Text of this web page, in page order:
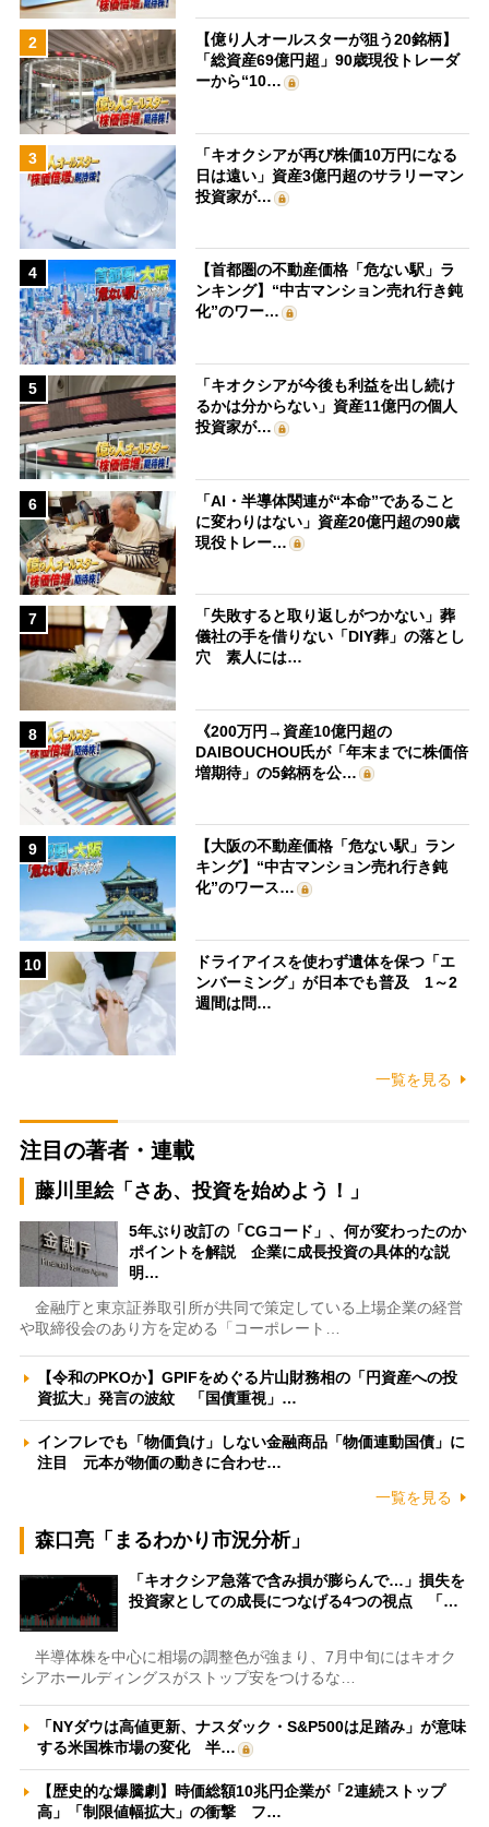
2
【億り人オールスターが狙う20銘柄】
「総資産69億円超」90歳現役トレーダ
ーから“10…
3
「キオクシアが再び株価10万円になる
日は遠い」資産3億円超のサラリーマン
投資家が…
4
【首都圏の不動産価格「危ない駅」ラ
ンキング】“中古マンション売れ行き鈍
化”のワー…
5
「キオクシアが今後も利益を出し続け
るかは分からない」資産11億円の個人
投資家が…
6
「AI・半導体関連が“本命”であること
に変わりはない」資産20億円超の90歳
現役トレー…
7
「失敗すると取り返しがつかない」葬
儀社の手を借りない「DIY葬」の落とし
穴 素人には…
8
《200万円→資産10億円超の
DAIBOUCHOU氏が「年末までに株価倍
増期待」の5銘柄を公…
9
【大阪の不動産価格「危ない駅」ラン
キング】“中古マンション売れ行き鈍
化”のワース…
10
ドライアイスを使わず遺体を保つ「エ
ンバーミング」が日本でも普及 1～2
週間は問…
一覧を見る
注目の著者・連載
藤川里絵「さあ、投資を始めよう！」
5年ぶり改訂の「CGコード」、何が変わったのか
ポイントを解説 企業に成長投資の具体的な説
明…
金融庁と東京証券取引所が共同で策定している上場企業の経営
や取締役会のあり方を定める「コーポレート…
【令和のPKOか】GPIFをめぐる片山財務相の「円資産への投
資拡大」発言の波紋 「国債重視」…
インフレでも「物価負け」しない金融商品「物価連動国債」に
注目 元本が物価の動きに合わせ…
一覧を見る
森口亮「まるわかり市況分析」
「キオクシア急落で含み損が膨らんで…」損失を
投資家としての成長につなげる4つの視点 「…
半導体株を中心に相場の調整色が強まり、7月中旬にはキオク
シアホールディングスがストップ安をつけるな…
「NYダウは高値更新、ナスダック・S&P500は足踏み」が意味
する米国株市場の変化 半…
【歴史的な爆騰劇】時価総額10兆円企業が「2連続ストップ
高」「制限値幅拡大」の衝撃 フ…